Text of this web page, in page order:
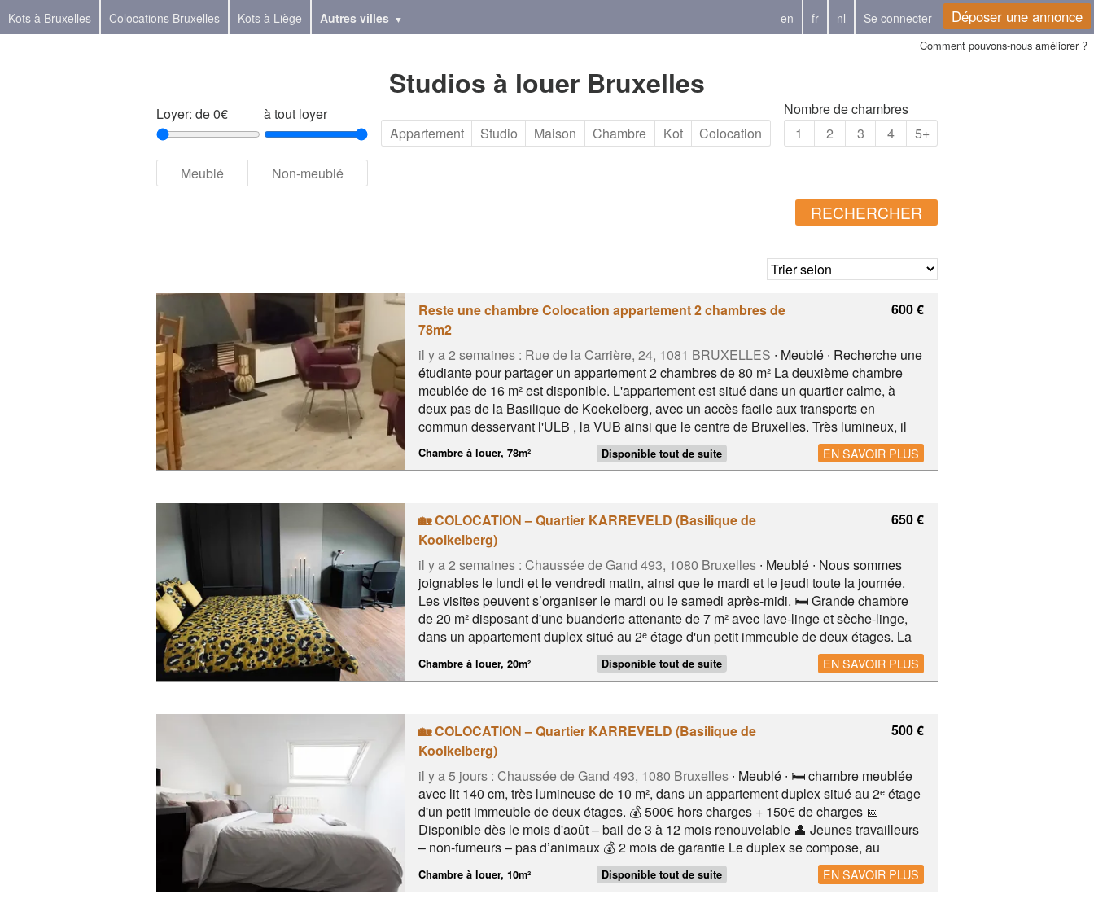
Kots à Bruxelles Colocations Bruxelles Kots à Liège Autres villes en fr nl Se connecter Déposer une annonce
Comment pouvons-nous améliorer ?
Studios à louer Bruxelles
Loyer: de 0€
à tout loyer
Appartement
Studio Maison Chambre Kot Colocation
Nombre de chambres
1
2 3 4 5+
Meublé Non-meublé
RECHERCHER
Reste une chambre Colocation appartement 2 chambres de
78m2
il y a 2 semaines : Rue de la Carrière, 24, 1081 BRUXELLES ∙ Meublé ∙ Recherche une
étudiante pour partager un appartement 2 chambres de 80 m² La deuxième chambre
meublée de 16 m² est disponible. L'appartement est situé dans un quartier calme, à
deux pas de la Basilique de Koekelberg, avec un accès facile aux transports en
commun desservant l'ULB , la VUB ainsi que le centre de Bruxelles. Très lumineux, il
offre un cadre de vie agréable. La chambre encore disponible est entièrement meublée
et bénéficie d'une vue dégagée sur les jardins, sans vis-à-vis. Il ne reste plus qu'à poser
Chambre à louer, 78m² Disponible tout de suite
600 €
EN SAVOIR PLUS
🏡 COLOCATION – Quartier KARREVELD (Basilique de
Koolkelberg)
il y a 2 semaines : Chaussée de Gand 493, 1080 Bruxelles∙ Meublé ∙ Nous sommes
joignables le lundi et le vendredi matin, ainsi que le mardi et le jeudi toute la journée.
Les visites peuvent s’organiser le mardi ou le samedi après-midi. 🛏️ Grande chambre
de 20 m² disposant d'une buanderie attenante de 7 m² avec lave-linge et sèche-linge,
dans un appartement duplex situé au 2ᵉ étage d'un petit immeuble de deux étages. La
chambre est spacieuse, lumineuse et convient également pour un couple. 🛏️ Chambre
meublée avec lit 160 cm 👫 Possibilité pour couple 💰 650€ hors charges + 200€ de
Chambre à louer, 20m² Disponible tout de suite
650 €
EN SAVOIR PLUS
🏡 COLOCATION – Quartier KARREVELD (Basilique de
Koolkelberg)
il y a 5 jours : Chaussée de Gand 493, 1080 Bruxelles∙ Meublé ∙ 🛏️ chambre meublée
avec lit 140 cm, très lumineuse de 10 m², dans un appartement duplex situé au 2ᵉ étage
d'un petit immeuble de deux étages. 💰 500€ hors charges + 150€ de charges 📅
Disponible dès le mois d'août – bail de 3 à 12 mois renouvelable 👤 Jeunes travailleurs
– non-fumeurs – pas d’animaux 💰 2 mois de garantie Le duplex se compose, au
premier niveau, d'un hall d'entrée avec toilette, d’un salon avec TV grand écran, d’une
cuisine ouverte et d’une salle à manger. À Proximité Proche du métro, du château du
Chambre à louer, 10m² Disponible tout de suite
500 €
EN SAVOIR PLUS